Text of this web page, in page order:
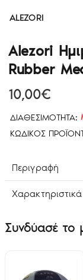
ALEZORI
Alezori
Rubber
ΔΙΑΘΕΣΙΜΌΤΗΤΑ:
ΚΩΔΙΚΌΣ
10,00€
Περιγραφή
Χαρακτηριστικά
Συνδύασέ το